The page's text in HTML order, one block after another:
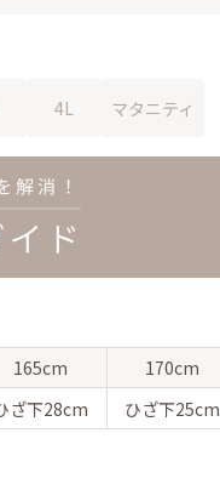
4L マタニティ
165cm
170cm
ざ下28cm ひざ下25cm